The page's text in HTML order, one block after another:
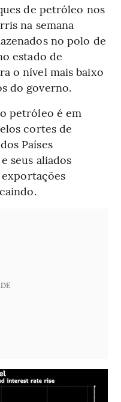
de petróleo nos
na semana
no polo de
estado de
o nível mais baixo
do governo.
petróleo é em
cortes de
Países
seus aliados
exportações